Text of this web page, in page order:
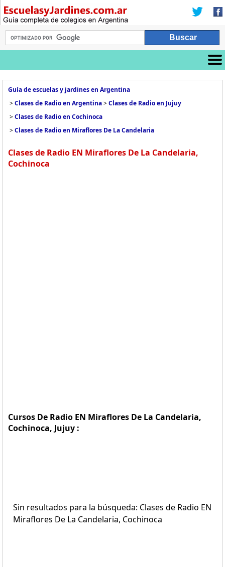
Guía de escuelas y jardines en Argentina
>Clases de Radio en Argentina>Clases de Radio en Jujuy
>Clases de Radio en Cochinoca
>Clases de Radio en Miraflores De La Candelaria
Clases de Radio EN Miraflores De La Candelaria,
Cochinoca
Cursos De Radio EN Miraflores De La Candelaria,
Cochinoca, Jujuy :
Sin resultados para la búsqueda: Clases de Radio EN
Miraflores De La Candelaria, Cochinoca